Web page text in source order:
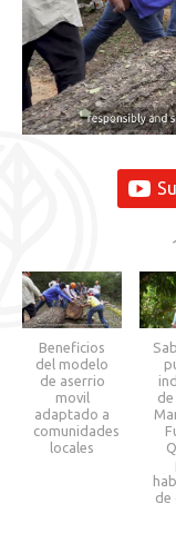
Beneficios
del modelo
de aserrio
movil
adaptado a
comunidades
locales
de
de